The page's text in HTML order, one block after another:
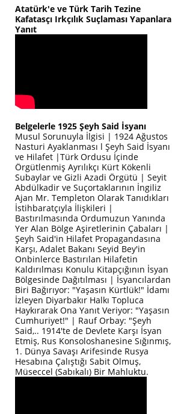
Atatürk'e ve Türk Tarih Tezine
Kafatasçı Irkçılık Suçlaması Yapanlara
Yanıt
Belgelerle 1925 Şeyh Said İsyanı
Musul Sorunuyla İlgisi | 1924 Ağustos
Nasturi Ayaklanması l Şeyh Said İsyanı
ve Hilafet |Türk Ordusu İçinde
Örgütlenmiş Ayrılıkçı Kürt Kökenli
Subaylar ve Gizli Azadi Örgütü | Seyit
Abdülkadir ve Suçortaklarının İngiliz
Ajan Mr. Templeton Olarak Tanıdıkları
İstihbaratçıyla İlişkileri |
Bastırılmasında Ordumuzun Yanında
Yer Alan Bölge Aşiretlerinin Çabaları |
Şeyh Said'in Hilafet Propagandasına
Karşı, Adalet Bakanı Seyid Bey'in
Onbinlerce Bastırılan Hilafetin
Kaldırılması Konulu Kitapçığının İsyan
Bölgesinde Dağıtılması | İsyancılardan
Biri Bağırıyor: "Yaşasın Kürtlük!" İdamı
İzleyen Diyarbakır Halkı Topluca
Haykırarak Ona Yanıt Veriyor: "Yaşasın
Cumhuriyet!" | Rauf Orbay: "Şeyh
Said,.. 1914'te de Devlete Karşı İsyan
Etmiş, Rus Konsoloshanesine Sığınmış,
1. Dünya Savaşı Arifesinde Rusya
Hesabına Çalıştığı Sabit Olmuş,
Müseccel (Sabıkalı) Bir Mahluktu.